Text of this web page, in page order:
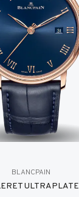
BLANCPAIN
ULTRAPLATE